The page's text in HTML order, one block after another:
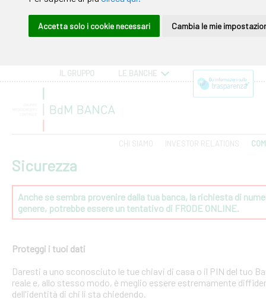
IL GRUPPO LE BANCHE
CHI SIAMO INVESTOR RELATIONS
Sicurezza
Anche se sembra provenire dalla tua banca, la richiesta di
genere, potrebbe essere un tentativo di FRODE ONLINE.
Proteggi i tuoi dati
Daresti a uno sconosciuto le tue chiavi di casa o il PIN del tuo
reale e, allo stesso modo, è meglio essere estremamente
dell'identità di chi li sta chiedendo.